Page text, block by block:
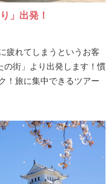
」出発！
疲れてしまうというお客
の街」より出発します！慣
！旅に集中できるツアー